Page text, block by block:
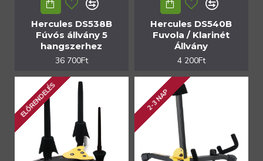
Hercules DS538B
Fúvós állvány 5
hangszerhez
36 700Ft
Hercules DS540B
Fuvola / Klarinét
Állvány
4 200Ft
ELŐRENDELÉS 2-3 NAP